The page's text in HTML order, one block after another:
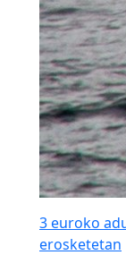
3 euroko
erosketetan